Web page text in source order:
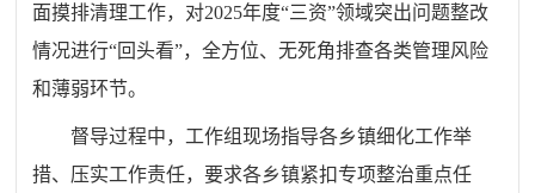
面摸排清理工作，对2025年度“三资”领域突出问题整改
情况进行“回头看”，全方位、无死角排查各类管理风险
和薄弱环节。
督导过程中，工作组现场指导各乡镇细化工作举
措、压实工作责任，要求各乡镇紧扣专项整治重点任